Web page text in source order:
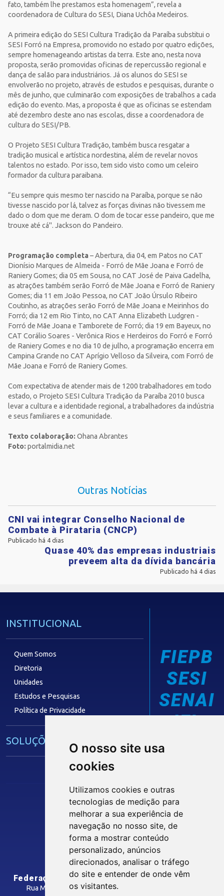
O nosso site usa
cookies
Utilizamos cookies e outras
tecnologias de medição para
melhorar a sua experiência de
navegação no nosso site, de
forma a mostrar conteúdo
personalizado, anúncios
direcionados, analisar o tráfego
do site e entender de onde vêm
os visitantes.
fato, também lhe prestamos esta homenagem”, revela a
coordenadora de Cultura do SESI, Diana Uchôa Medeiros.
A primeira edição do SESI Cultura Tradição da Paraíba substitui o
SESI Forró na Empresa, promovido no estado por quatro edições,
sempre homenageando artistas da terra. Este ano, nesta nova
proposta, serão promovidas oficinas de repercussão regional e
dança de salão para industriários. Já os alunos do SESI se
envolverão no projeto, através de estudos e pesquisas, durante o
mês de junho, que culminarão com exposições de trabalhos a cada
edição do evento. Mas, a proposta é que as oficinas se estendam
até dezembro deste ano nas escolas, disse a coordenadora de
cultura do SESI/PB.
O Projeto SESI Cultura Tradição, também busca resgatar a
tradição musical e artística nordestina, além de revelar novos
talentos no estado. Por isso, tem sido visto como um celeiro
formador da cultura paraibana.
“Eu sempre quis mesmo ter nascido na Paraíba, porque se não
tivesse nascido por lá, talvez as forças divinas não tivessem me
dado o dom que me deram. O dom de tocar esse pandeiro, que me
trouxe até cá". Jackson do Pandeiro.
Programação completa– Abertura, dia 04, em Patos no CAT
Dionísio Marques de Almeida - Forró de Mãe Joana e Forró de
Raniery Gomes; dia 05 em Sousa, no CAT José de Paiva Gadelha,
as atrações também serão Forró de Mãe Joana e Forró de Raniery
Gomes; dia 11 em João Pessoa, no CAT João Úrsulo Ribeiro
Coutinho, as atrações serão Forró de Mãe Joana e Meirinhos do
Forró; dia 12 em Rio Tinto, no CAT Anna Elizabeth Ludgren -
Forró de Mãe Joana e Tamborete de Forró; dia 19 em Bayeux, no
CAT Corálio Soares - Verônica Rios e Herdeiros do Forró e Forró
de Raniery Gomes e no dia 10 de julho, a programação encerra em
Campina Grande no CAT Aprígio Velloso da Silveira, com Forró de
Mãe Joana e Forró de Raniery Gomes.
Com expectativa de atender mais de 1200 trabalhadores em todo
estado, o Projeto SESI Cultura Tradição da Paraíba 2010 busca
levar a cultura e a identidade regional, a trabalhadores da indústria
e seus familiares e a comunidade.
Texto colaboração: Ohana Abrantes
Foto: portalmidia.net
Outras Notícias
CNI vai integrar Conselho Nacional de
Combate à Pirataria (CNCP)
Publicado há 4 dias
Quase 40% das empresas industriais
preveem alta da dívida bancária
Publicado há 4 dias
INSTITUCIONAL
Quem Somos
Diretoria
Unidades
Estudos e Pesquisas
Política de Privacidade
SOLUÇÕES E SERVIÇOS
Núcleo de Acesso ao Crédito
Centro Internacional de Negócios -
CONTRIBUIÇÃO SINDICAL
SINDICATOS FILIADOS
FIEPB
SESI
SENAI
IEL
Siga nossas Redes Sociais
INTRANET
Federação das Indústrias do Estado da Paraíba
Rua Manoel Gonçalves Guimarães, 195 - José Pinheiro